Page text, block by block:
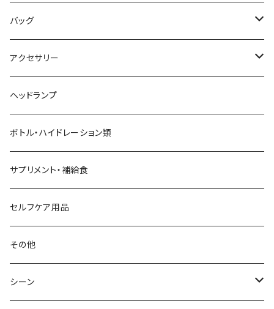
ALTRA
aroma vera
AZUMA BAG
BANANA GO
Beruf Baggage
Body Glide
BONE
BOOKMAN
バッグ
バックパック
ショルダーバッグ
トートバッグ
2WAYバッグ/3WAYバッグ
その他バッグ
アクセサリー
サングラス
てぬぐい
財布
アームカバー
ネックゲイター
ヘッドランプ
ボトル・ハイドレーション類
サプリメント・補給食
セルフケア用品
その他
シーン